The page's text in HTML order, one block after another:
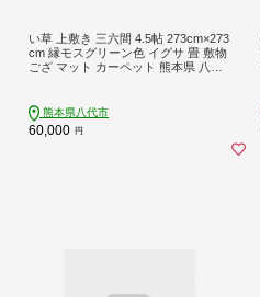
い草 上敷き 三六間 4.5帖 273cm×273
cm 縁モスグリーン色 イグサ 畳 敷物
ござ マット カーペット 熊本県 八代
熊本県八代市
60,000 円